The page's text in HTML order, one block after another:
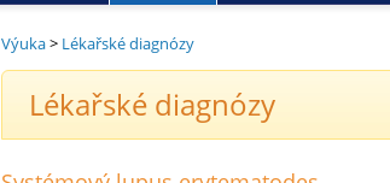
Výuka> Lékařské diagnózy
Lékařské diagnózy